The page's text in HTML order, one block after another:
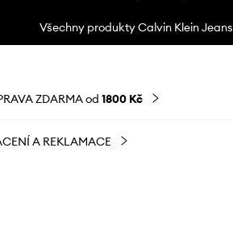
Všechny produkty Calvin Klein Jeans
ZDARMA od 1800 Kč
A REKLAMACE